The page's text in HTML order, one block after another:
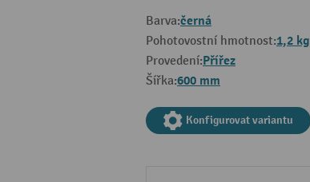
Barva:černá
Pohotovostní hmotnost:1,2 kg
Provedení:Přířez
Šířka:600 mm
Konfigurovat variantu